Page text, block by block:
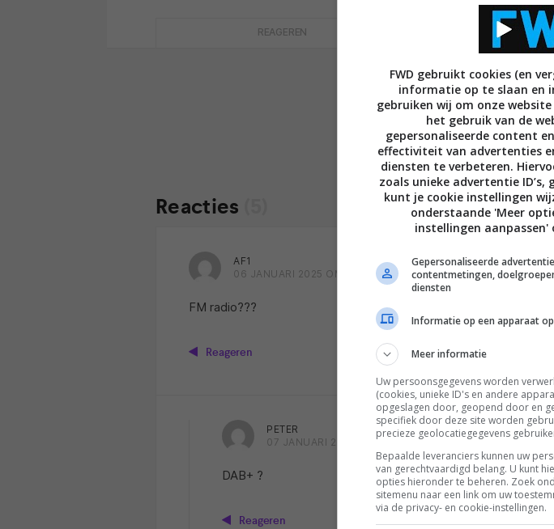
REAGEREN REACTIES
Reacties
AF1
06 JANUARI 2025 OM 18:31
FM radio???
Reageren
PETER
07 JANUARI 2025 OM 17:22
DAB+ ?
Reageren
FWD gebruikt cookies (en
informatie op te slaan en
gebruiken wij om onze
het gebruik van de
gepersonaliseerde content
effectiviteit van advertenties
diensten te verbeteren.
zoals unieke advertentie
kunt je cookie instellingen
onderstaande 'Meer
instellingen aanpassen'
Gepersonaliseerde
contentmetingen,
diensten
Informatie op een apparaat
Meer informatie
Uw persoonsgegevens worden
(cookies, unieke ID's en andere
opgeslagen door, geopend door en
specifiek door deze site worden
precieze geolocatiegegevens
Bepaalde leveranciers kunnen uw
van gerechtvaardigd belang. U kunt
opties hieronder te beheren. Zoek
sitemenu naar een link om uw
via de privacy- en cookie-instellingen.